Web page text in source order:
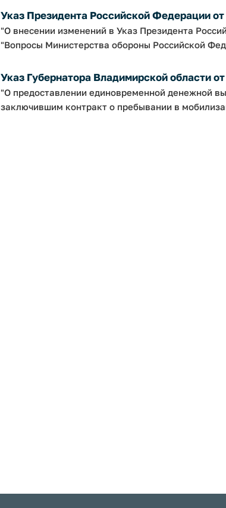
Указ Президента Российской Федерации
"О внесении изменений в Указ Президента
"Вопросы Министерства обороны Российской
Указ Губернатора Владимирской области
"О предоставлении единовременной денежной
заключившим контракт о пребывании в